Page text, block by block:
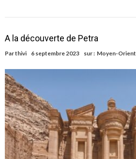
A la découverte de Petra
Parthivi 6 septembre 2023 sur : Moyen-Orient